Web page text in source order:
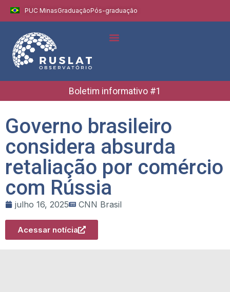
PUC MinasGraduaçãoPós-graduação
Boletim informativo #1
Governo brasileiro
considera absurda
retaliação por comércio
com Rússia
julho 16, 2025 CNN Brasil
Acessar notícia